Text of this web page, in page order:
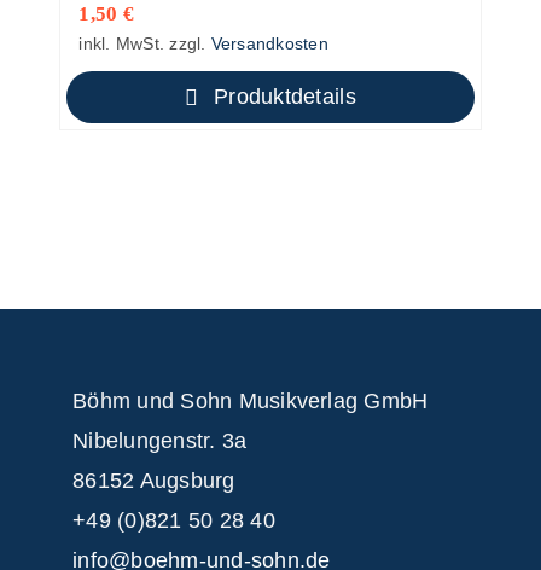
1,50 €
inkl. MwSt. zzgl. Versandkosten
Produktdetails
Böhm und Sohn Musikverlag GmbH
Nibelungenstr. 3a
86152 Augsburg
+49 (0)821 50 28 40
info@boehm-und-sohn.de